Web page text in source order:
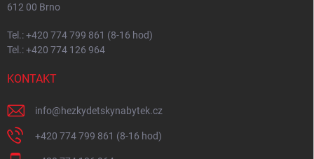
612 00 Brno
Tel.: +420 774 799 861 (8-16 hod)
Tel.: +420 774 126 964
KONTAKT
info@hezkydetskynabytek.cz
+420 774 799 861 (8-16 hod)